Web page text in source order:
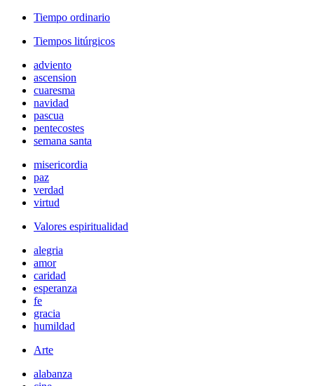
Tiempo ordinario
Tiempos litúrgicos
adviento
ascension
cuaresma
navidad
pascua
pentecostes
semana santa
misericordia
paz
verdad
virtud
Valores espiritualidad
alegria
amor
caridad
esperanza
fe
gracia
humildad
Arte
alabanza